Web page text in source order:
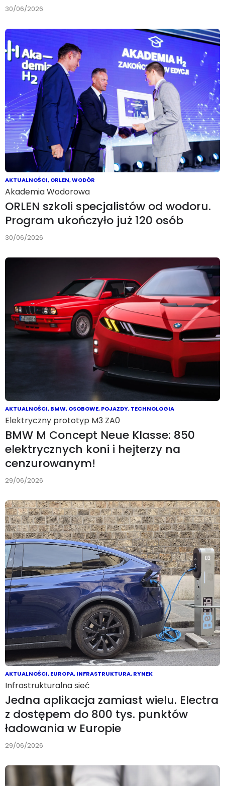
30/06/2026
AKTUALNOŚCI,ORLEN,WODÓR
Akademia Wodorowa
ORLEN szkoli specjalistów od wodoru.
Program ukończyło już 120 osób
30/06/2026
AKTUALNOŚCI,BMW,OSOBOWE,POJAZDY,TECHNOLOGIA
Elektryczny prototyp M3 ZA0
BMW M Concept Neue Klasse: 850
elektrycznych koni i hejterzy na
cenzurowanym!
29/06/2026
AKTUALNOŚCI,EUROPA,INFRASTRUKTURA,RYNEK
Infrastrukturalna sieć
Jedna aplikacja zamiast wielu. Electra
z dostępem do 800 tys. punktów
ładowania w Europie
29/06/2026